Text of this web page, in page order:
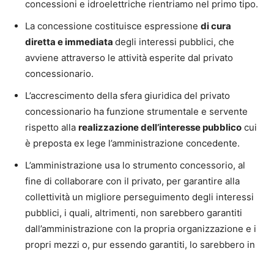
concessioni e idroelettriche rientriamo nel primo tipo.
La concessione costituisce espressione di cura
diretta e immediata degli interessi pubblici, che
avviene attraverso le attività esperite dal privato
concessionario.
L’accrescimento della sfera giuridica del privato
concessionario ha funzione strumentale e servente
rispetto alla realizzazione dell’interesse pubblico cui
è preposta ex lege l’amministrazione concedente.
L’amministrazione usa lo strumento concessorio, al
fine di collaborare con il privato, per garantire alla
collettività un migliore perseguimento degli interessi
pubblici, i quali, altrimenti, non sarebbero garantiti
dall’amministrazione con la propria organizzazione e i
propri mezzi o, pur essendo garantiti, lo sarebbero in